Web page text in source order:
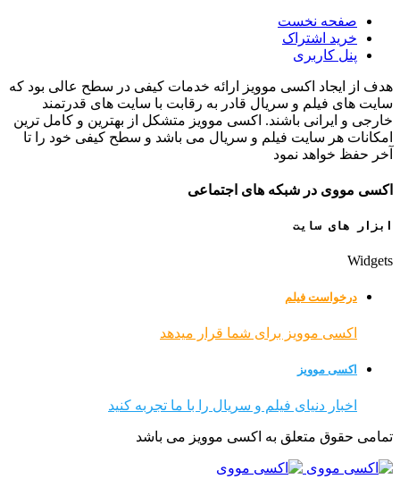
صفحه نخست
خرید اشتراک
پنل کاربری
هدف از ایجاد اکسی موویز ارائه خدمات کیفی در سطح عالی بود که
سایت های فیلم و سریال قادر به رقابت با سایت های قدرتمند
خارجی و ایرانی باشند. اکسی موویز متشکل از بهترین و کامل ترین
امکانات هر سایت فیلم و سریال می باشد و سطح کیفی خود را تا
آخر حفظ خواهد نمود
اکسی مووی در شبکه های اجتماعی
ابزار های سایت
Widgets
درخواست فیلم
اکسی موویز برای شما قرار میدهد
اکسی موویز
اخبار دنیای فیلم و سریال را با ما تجربه کنید
تمامی حقوق متعلق به اکسی موویز می باشد